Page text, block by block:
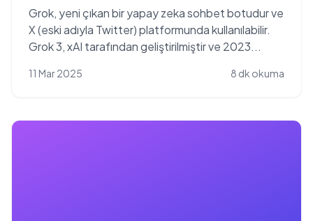
Grok, yeni çıkan bir yapay zeka sohbet botudur ve
X (eski adıyla Twitter) platformunda kullanılabilir.
Grok 3, xAI tarafından geliştirilmiştir ve 2023...
11 Mar 2025 8 dk okuma